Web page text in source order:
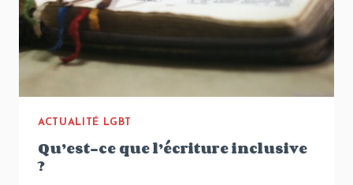
ACTUALITÉ LGBT
Qu’est-ce que l’écriture inclusive
?